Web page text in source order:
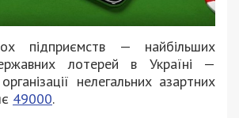
підприємств — найбільших
лотерей в Україні —
нелегальних азартних
49000.